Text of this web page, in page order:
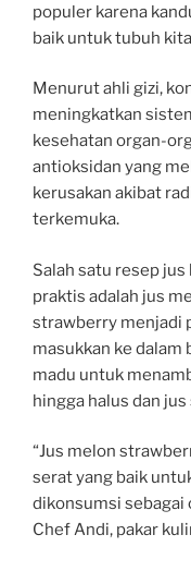
populer karena
baik untuk tubuh
Menurut ahli gizi,
meningkatkan
kesehatan organ-
antioksidan yang
kerusakan akibat
terkemuka.
Salah satu resep
praktis adalah jus
strawberry menjadi
masukkan ke dalam
madu untuk
hingga halus dan
“Jus melon
serat yang baik
dikonsumsi sebagai
Chef Andi, pakar